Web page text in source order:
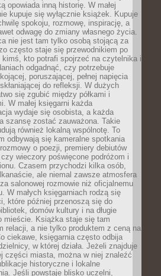
opowiada inną historię. W małej
kupuje się wyłącznie książek. Kupuje
spokoju, rozmowę, inspirację, a
odwagę do zmiany własnego życia.
nie jest tam tylko osobą stojącą za
często staje się przewodnikiem po
kimś, kto potrafi spojrzeć na czytelnika i
odgadnąć, czy potrzebuje
poruszającej, pełnej napięcia
do refleksji. W dużych
się zgubić między półkami i
W małej księgarni każda
wydaje się osobista, a każda
szansę zostać zauważona. Takie
również lokalną wspólnotę. To
odbywają się kameralne spotkania
o poezji, premiery debiutów
czy wieczory poświęcone podróżom i
Czasem przychodzi kilka osób,
ale niemal zawsze atmosfera
salonowej rozmowie niż oficjalnemu
W małych księgarniach rodzą się
które później przenoszą się do
domów kultury i na długie
mieście. Książka staje się tam
relacji, a nie tylko produktem z ceną na
ciekawe, księgarnia często odbija
w której działa. Jeżeli znajduje
części miasta, można w niej znaleźć
historyczne i lokalne
Jeśli powstaje blisko uczelni,